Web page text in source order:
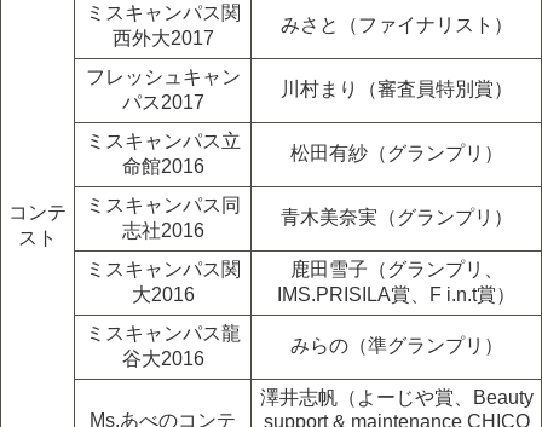
コンテ
スト
ミスキャンパス関
西外大2017
みさと（ファイナリスト）
フレッシュキャン
パス2017
川村まり（審査員特別賞）
ミスキャンパス立
命館2016
松田有紗（グランプリ）
ミスキャンパス同
志社2016
青木美奈実（グランプリ）
ミスキャンパス関
大2016
鹿田雪子（グランプリ、
IMS.PRISILA賞、F i.n.t賞）
ミスキャンパス龍
谷大2016
みらの（準グランプリ）
Ms.あべのコンテ
澤井志帆（よーじや賞、Beauty
support & maintenance CHICO